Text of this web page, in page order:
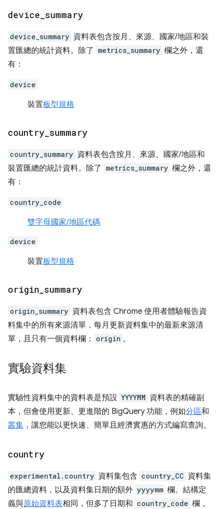
device summary
device_summary 資料表包含按月、來源、國家/地區和裝
置匯總的統計資料。除了 metrics_summary 欄之外，還
有：
device
裝置板型規格
country summary
country_summary 資料表包含按月、來源、國家/地區和
裝置匯總的統計資料。除了 metrics_summary 欄之外，還
有：
country_code
雙字母國家/地區代碼
device
裝置板型規格
origin summary
origin_summary 資料表包含 Chrome 使用者體驗報告資
料集中的所有來源清單，每月更新資料集中的最新來源清
單，且只有一個資料欄：
origin 。
實驗資料集
實驗性資料集中的資料表是預設 YYYYMM 資料表的精確副
本，但會使用更新、更進階的 BigQuery 功能，例如分區和
叢集 ，讓您能以更快速、簡單且經濟實惠的方式編寫查詢。
country
experimental.country 資料集包含 country_CC 資料集
的匯總資料，以及資料集日期的額外 yyyymm 欄。結構定
義與原始資料表相同，但多了日期和 country_code 欄，